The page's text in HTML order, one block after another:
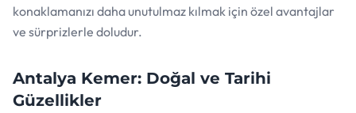
konaklamanızı daha unutulmaz kılmak için özel avantajlar
ve sürprizlerle doludur.
Antalya Kemer: Doğal ve Tarihi
Güzellikler